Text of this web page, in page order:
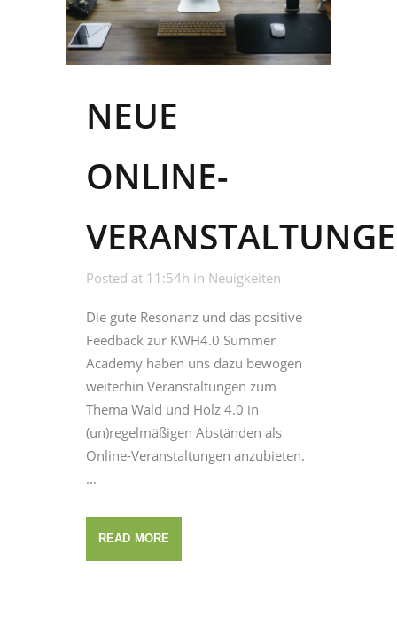
NEUE
ONLINE-
Posted at 11:54h in Neuigkeiten
Die gute Resonanz und das positive
Feedback zur KWH4.0 Summer
Academy haben uns dazu bewogen
weiterhin Veranstaltungen zum
Thema Wald und Holz 4.0 in
(un)regelmäßigen Abständen als
Online-Veranstaltungen anzubieten.
...
READ MORE